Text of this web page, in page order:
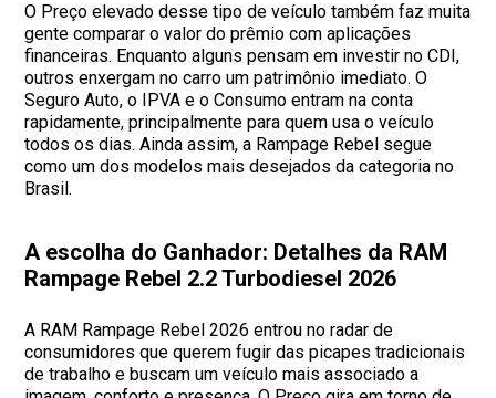
O Preço elevado desse tipo de veículo também faz muita
gente comparar o valor do prêmio com aplicações
financeiras. Enquanto alguns pensam em investir no CDI,
outros enxergam no carro um patrimônio imediato. O
Seguro Auto, o IPVA e o Consumo entram na conta
rapidamente, principalmente para quem usa o veículo
todos os dias. Ainda assim, a Rampage Rebel segue
como um dos modelos mais desejados da categoria no
Brasil.
A escolha do Ganhador: Detalhes da RAM
Rampage Rebel 2.2 Turbodiesel 2026
A RAM Rampage Rebel 2026 entrou no radar de
consumidores que querem fugir das picapes tradicionais
de trabalho e buscam um veículo mais associado a